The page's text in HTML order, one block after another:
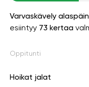
Varvaskävely
esiintyy 73 kertaa
Oppitunti
Hoikat jalat